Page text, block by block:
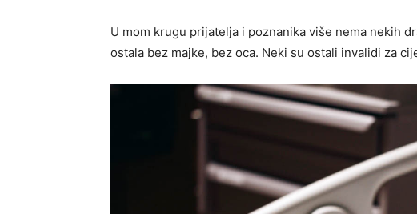
U mom krugu prijatelja i poznanika više nema nekih
ostala bez majke, bez oca. Neki su ostali invalidi za